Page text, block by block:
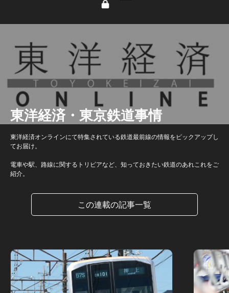
東洋経済・東京鉄道事情
東洋経済オンラインにて特集されている鉄道最前線の情報をピックアップし
てお届け。
電車や駅、路線に関するトリビアなど、知っておきたい鉄道のあれこれをご
紹介。
この連載の記事一覧